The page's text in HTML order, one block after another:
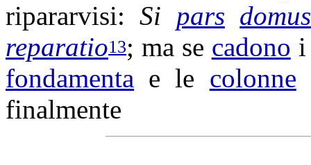
ripararvisi:Si pars domus
reparatio13; ma se cadono
fondamenta e le colonne
finalmente